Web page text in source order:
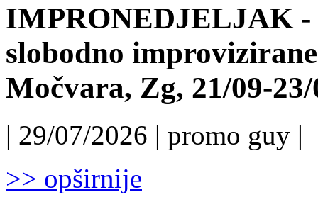
IMPRONEDJELJAK -
slobodno
Močvara, Zg, 21/09-23/
| 29/07/2026 | promo guy |
>> opširnije